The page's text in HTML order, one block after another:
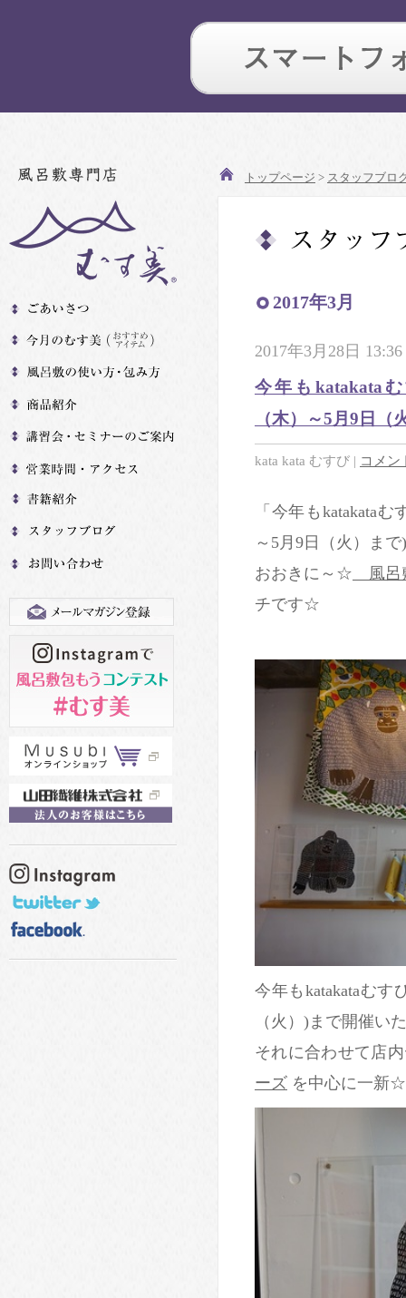
トップページ > スタッフブロ
2017年3月
2017年3月28日 13:36
今年もkatakata
（木）～5月9日（
kata kata むすび | コメン
「今年もkatakata
～5月9日（火）まで)
おおきに～☆ 風呂
チです☆
今年もkatakataむす
（火）)まで開催い
それに合わせて店
ーズ を中心に一新